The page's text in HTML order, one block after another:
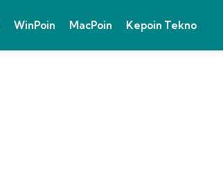
WinPoin MacPoin Kepoin Tekno